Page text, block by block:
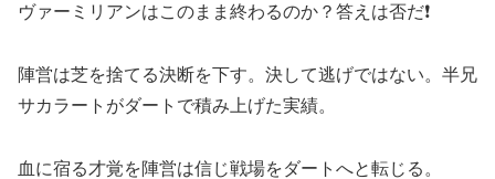
ヴァーミリアンはこのまま終わるのか？答えは否だ❗️
陣営は芝を捨てる決断を下す。決して逃げではない。半兄
サカラートがダートで積み上げた実績。
血に宿る才覚を陣営は信じ戦場をダートへと転じる。